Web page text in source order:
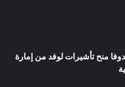
منح تأشيرات لوفد من إمارة